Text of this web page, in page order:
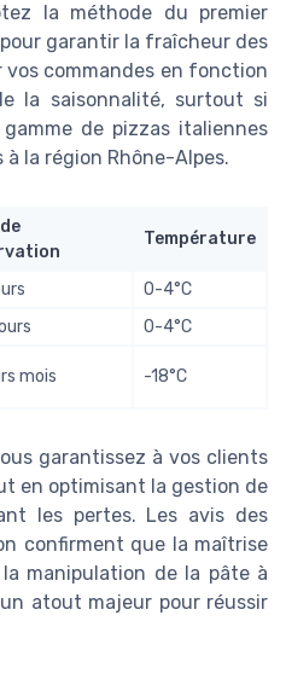
la méthode du premier
garantir la fraîcheur des
commandes en fonction
la saisonnalité, surtout si
de pizzas italiennes
la région Rhône-Alpes.
Température
0-4°C
0-4°C
mois -18°C
garantissez à vos clients
en optimisant la gestion de
les pertes. Les avis des
confirment que la maîtrise
manipulation de la pâte à
atout majeur pour réussir